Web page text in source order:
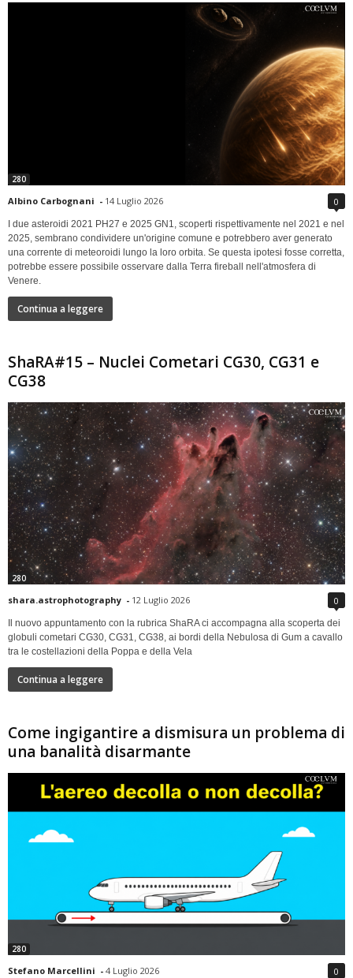
280
Albino Carbognani - 14 Luglio 2026 0
I due asteroidi 2021 PH27 e 2025 GN1, scoperti rispettivamente nel 2021 e nel
2025, sembrano condividere un'origine comune e potrebbero aver generato
una corrente di meteoroidi lungo la loro orbita. Se questa ipotesi fosse corretta,
potrebbe essere possibile osservare dalla Terra fireball nell'atmosfera di
Venere.
Continua a leggere
ShaRA#15 – Nuclei Cometari CG30, CG31 e
CG38
280
shara.astrophotography - 12 Luglio 2026 0
Il nuovo appuntamento con la rubrica ShaRA ci accompagna alla scoperta dei
globuli cometari CG30, CG31, CG38, ai bordi della Nebulosa di Gum a cavallo
tra le costellazioni della Poppa e della Vela
Continua a leggere
Come ingigantire a dismisura un problema di
una banalità disarmante
280
Stefano Marcellini - 4 Luglio 2026 0